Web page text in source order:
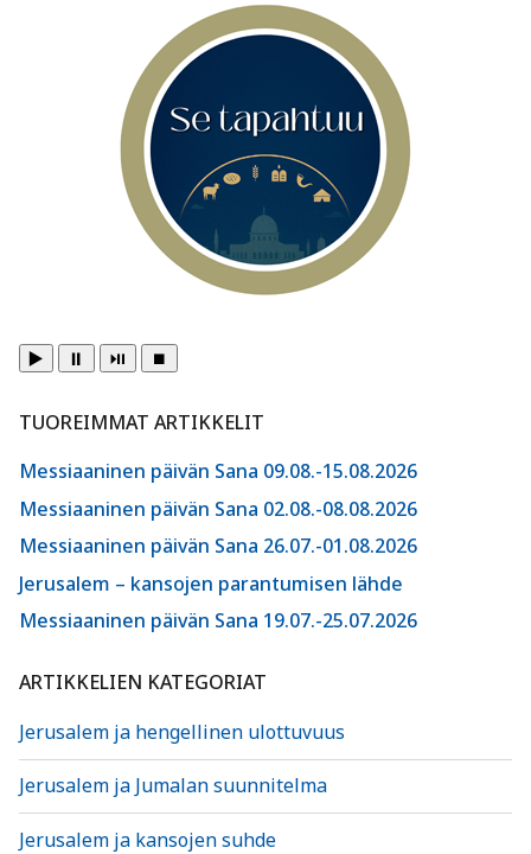
▶️ ⏸️ ⏯️ ⏹️
TUOREIMMAT ARTIKKELIT
Messiaaninen päivän Sana 09.08.-15.08.2026
Messiaaninen päivän Sana 02.08.-08.08.2026
Messiaaninen päivän Sana 26.07.-01.08.2026
Jerusalem – kansojen parantumisen lähde
Messiaaninen päivän Sana 19.07.-25.07.2026
ARTIKKELIEN KATEGORIAT
Jerusalem ja hengellinen ulottuvuus
Jerusalem ja Jumalan suunnitelma
Jerusalem ja kansojen suhde